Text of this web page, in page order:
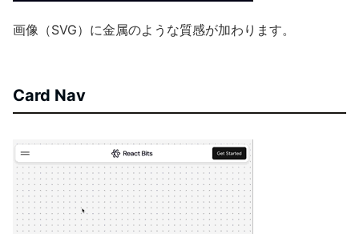
画像（SVG）に金属のような質感が加わります。
Card Nav